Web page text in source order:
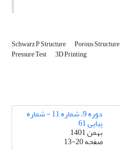
Schwarz P Structure Porous Structure
Pressure Test 3D Printing
دوره 9، شماره 11 - شماره
پیاپی 61
بهمن 1401
صفحه13-20